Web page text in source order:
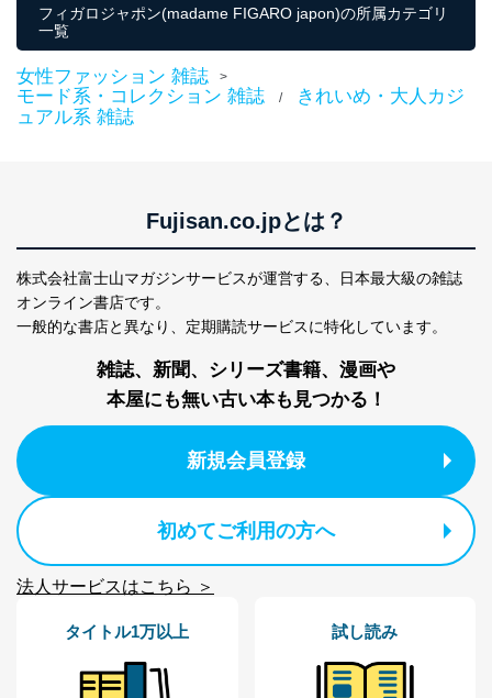
1
当社の定期購読サ
ービス等をご利用
の方の個人情報
購入商品の配送のため
ｅメール等による商品、サービ
ス、キャンペーン等の広告の案内
のため
当社にお問合わせ
お問い合わせ対応、トラブル対
Aサービス利用者
カスタマーQ＆Aサイトの投稿内容
ｅメール等によるカスタマーQ＆A
ため
ｅメール等による商品、サービ
ス、キャンペーン等の広告に関す
採用応募者の方の
採用選考、ご連絡のため
当社の従業者の個
人事、総務などの雇用管理等のた
6
パートナー（提携
企業）からの委託
により当社の
等をご利用の方の
個人情報
購入商品配送のため
提携企業及びお客様がご購入され
サービス、キャンペーン等の広告
に関するご案内のため
当社のサービス利用状況の把握お
よびその分析のため
フィガロジャポン(madame FIGARO japon)の所属カテゴリ
一覧
女性ファッション 雑誌 >
モード系・コレクション 雑誌 /
きれいめ・大人カジ
ュアル系 雑誌
Fujisan.co.jpとは？
株式会社富士山マガジンサービスが運営する、
日本最大級の雑誌
オンライン書店です。
一般的な書店と異なり、 定期購読サービスに特化しています。
雑誌、新聞、シリーズ書籍、漫画や
本屋にも無い古い本も見つかる！
新規会員登録
初めてご利用の方へ
法人サービスはこちら ＞
タイトル1万以上 試し読み